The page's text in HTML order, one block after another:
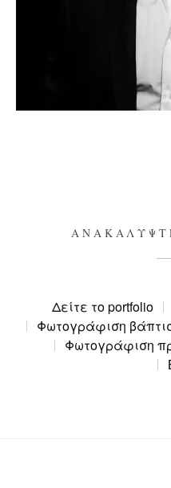
Δείτε το portfolio
Φωτογράφιση
Φωτογράφιση